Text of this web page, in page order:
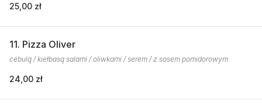
25,00 zł
11. Pizza Oliver
cebulą / kiełbasą salami / oliwkami / serem / z sosem pomidorowym
24,00 zł